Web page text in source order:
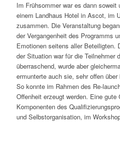
Im Frühsommer war es dann soweit
einem Landhaus Hotel in Ascot, im
zusammen. Die Veranstaltung
der Vergangenheit des Programms
Emotionen seitens aller Beteiligten.
der Situation war für die Teilnehmer
überraschend, wurde aber
ermunterte auch sie, sehr offen
So konnte im Rahmen des Re-
Offenheit erzeugt werden. Eine gute
Komponenten des
und Selbstorganisation, im